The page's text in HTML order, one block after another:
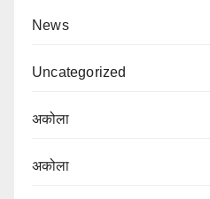
News
Uncategorized
अकोला
अकोला